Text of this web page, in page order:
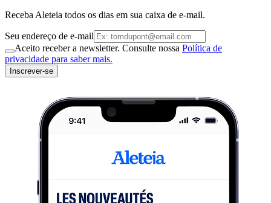
Receba Aleteia todos os dias em sua caixa de e-mail.
Seu endereço de e-mail
Aceito receber a newsletter. Consulte nossa Política de
privacidade para saber mais.
Inscrever-se